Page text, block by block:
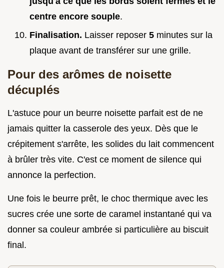
centre encore souple.
Finalisation. Laisser reposer 5 minutes sur la
plaque avant de transférer sur une grille.
Pour des arômes de noisette
décuplés
L'astuce pour un beurre noisette parfait est de ne
jamais quitter la casserole des yeux. Dès que le
crépitement s'arrête, les solides du lait commencent
à brûler très vite. C'est ce moment de silence qui
annonce la perfection.
Une fois le beurre prêt, le choc thermique avec les
sucres crée une sorte de caramel instantané qui va
donner sa couleur ambrée si particulière au biscuit
final.